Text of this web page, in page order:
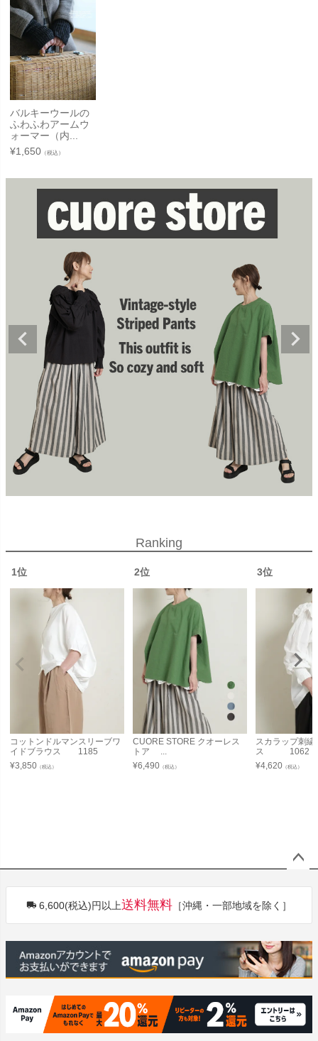
バルキーウールの
ふわふわアームウ
ォーマー（内...
¥1,650 （税込）
Ranking
1位
コットンドルマンスリーブワ
イドブラウス 1185
¥3,850 （税込）
2位
CUORE STORE クオーレス
トア ...
¥6,490 （税込）
3位
スカラップ刺
ス 1062
¥4,620 （税込）
へ
6,600(税込)円以上送料無料 ［沖縄・一部地域を除く］